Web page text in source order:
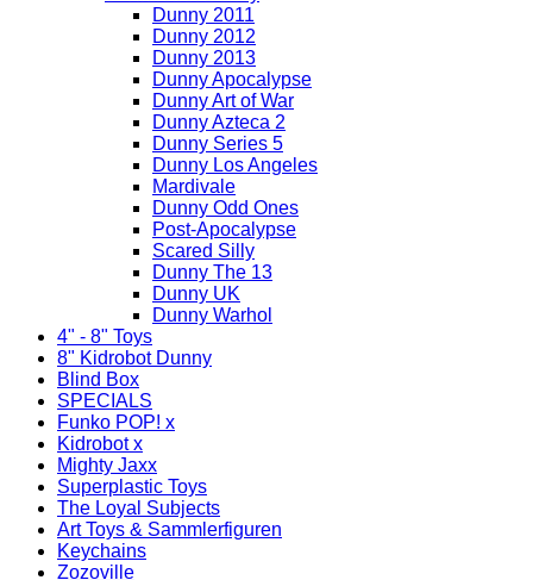
Dunny 2011
Dunny 2012
Dunny 2013
Dunny Apocalypse
Dunny Art of War
Dunny Azteca 2
Dunny Series 5
Dunny Los Angeles
Mardivale
Dunny Odd Ones
Post-Apocalypse
Scared Silly
Dunny The 13
Dunny UK
Dunny Warhol
4" - 8" Toys
8" Kidrobot Dunny
Blind Box
SPECIALS
Funko POP! x
Kidrobot x
Mighty Jaxx
Superplastic Toys
The Loyal Subjects
Art Toys & Sammlerfiguren
Keychains
Zozoville